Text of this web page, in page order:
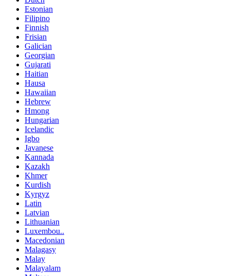
Estonian
Filipino
Finnish
Frisian
Galician
Georgian
Gujarati
Haitian
Hausa
Hawaiian
Hebrew
Hmong
Hungarian
Icelandic
Igbo
Javanese
Kannada
Kazakh
Khmer
Kurdish
Kyrgyz
Latin
Latvian
Lithuanian
Luxembou..
Macedonian
Malagasy
Malay
Malayalam